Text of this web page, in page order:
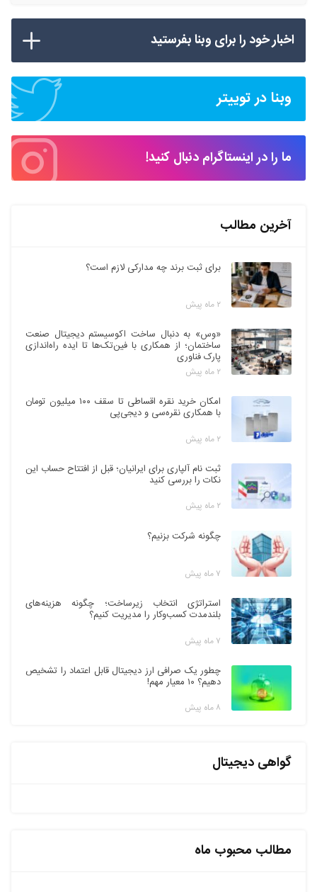
اخبار خود را برای وبنا بفرستید
وبنا در توییتر
ما را در اینستاگرام دنبال کنید!
آخرین مطالب
برای ثبت برند چه مدارکی لازم است؟
۲ ماه پیش
«وس» به دنبال ساخت اکوسیستم دیجیتال صنعت
ساختمان؛ از همکاری با فین‌تک‌ها تا ایده راه‌اندازی
پارک فناوری
۲ ماه پیش
امکان خرید نقره اقساطی تا سقف ۱۰۰ میلیون تومان
با همکاری نقره‌سی و دیجی‌پی
۲ ماه پیش
ثبت نام آلپاری برای ایرانیان؛ قبل از افتتاح حساب این
نکات را بررسی کنید
۲ ماه پیش
چگونه شرکت بزنیم؟
۷ ماه پیش
استراتژی انتخاب زیرساخت؛ چگونه هزینه‌های
بلندمدت کسب‌وکار را مدیریت کنیم؟
۷ ماه پیش
چطور یک صرافی ارز دیجیتال قابل اعتماد را تشخیص
دهیم؟ ۱۰ معیار مهم!
۸ ماه پیش
گواهی دیجیتال
مطالب محبوب ماه